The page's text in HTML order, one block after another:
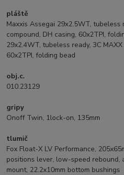
pláště
Maxxis Assegai 29x2.5WT, tubeless
compound, DH casing, 60x2TPI,
29x2.4WT, tubeless ready, 3C
60x2TPI, folding bead
obj.c.
010.23129
gripy
Onoff Twin, 1lock-on, 135mm
tlumič
Fox Float-X LV Performance,
positions lever, low-speed rebound,
mount, 22.2x10mm bottom bushings